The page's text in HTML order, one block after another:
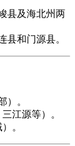
县及海北州两
县和门源县。
）。
江源等）。
。